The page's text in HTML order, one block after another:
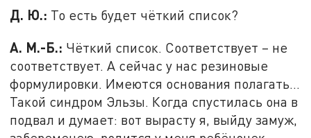
Д. Ю.: То есть будет чёткий список?
А. М.-Б.: Чёткий список. Соответствует – не
соответствует. А сейчас у нас резиновые
формулировки. Имеются основания полагать...
Такой синдром Эльзы. Когда спустилась она в
подвал и думает: вот вырасту я, выйду замуж,